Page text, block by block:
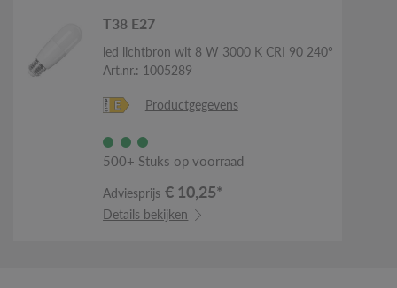
T38 E27
led lichtbron wit 8 W 3000 K CRI 90 240°
Art.nr.: 1005289
Productgegevens
500+ Stuks op voorraad
Adviesprijs € 10,25*
Details bekijken